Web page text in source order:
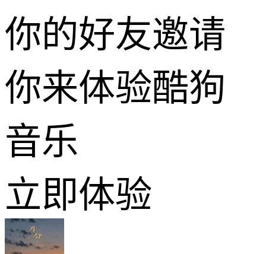
你的好友邀请
你来体验酷狗
音乐
立即体验